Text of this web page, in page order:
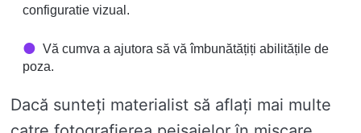
configuratie vizual.
Vă cumva a ajutora să vă îmbunătățiți abilitățile de
poza.
Dacă sunteți materialist să aflați mai multe